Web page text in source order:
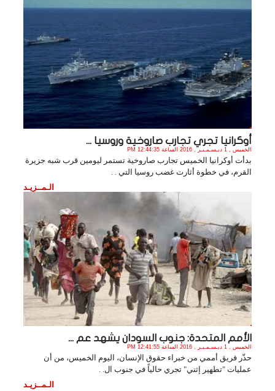
أوكرانيا تجري تجارب صاروخية وروسيا ...
الخميس , 1 ديـسـمـبـر , 2016 الساعة 12:44:35 PM
بدأت أوكرانيا الخميس تجارب صاروخية تستمر ليومين قرب شبه جزيرة
القرم، في خطوة أثارت غضب روسيا التي . .
الـمــزيـد
الأمم المتحدة: جنوب السودان يشهد عم ...
الخميس , 1 ديـسـمـبـر , 2016 الساعة 12:41:55 PM
حذّر فريق أممي من خبراء حقوق الإنسان، اليوم الخميس، من أن
عمليات "تطهير إثني" تجري حالياً في جنوب ال. .
الـمــزيـد